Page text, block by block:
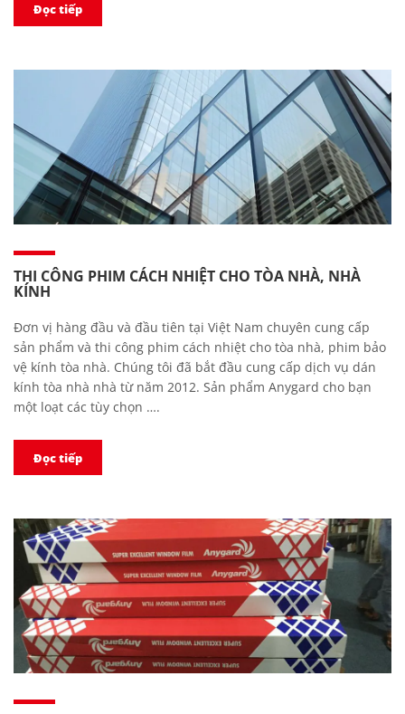
Đọc tiếp
THI CÔNG PHIM CÁCH NHIỆT CHO TÒA NHÀ, NHÀ
KÍNH
Đơn vị hàng đầu và đầu tiên tại Việt Nam chuyên cung cấp
sản phẩm và thi công phim cách nhiệt cho tòa nhà, phim bảo
vệ kính tòa nhà. Chúng tôi đã bắt đầu cung cấp dịch vụ dán
kính tòa nhà nhà từ năm 2012. Sản phẩm Anygard cho bạn
một loạt các tùy chọn ….
Đọc tiếp